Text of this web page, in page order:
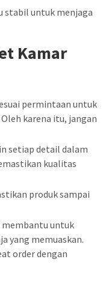
stabil untuk menjaga
Kamar
permintaan untuk
karena itu, jangan
setiap detail dalam
kualitas
produk sampai
membantu untuk
yang memuaskan.
order dengan